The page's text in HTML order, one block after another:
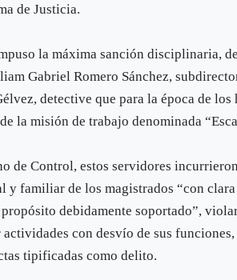
de Justicia.
la máxima sanción disciplinaria,
Gabriel Romero Sánchez,
detective que para la época de
la misión de trabajo denominada
de Control, estos servidores
y familiar de los magistrados “con
debidamente soportado”,
actividades con desvío de sus
tipificadas como delito.